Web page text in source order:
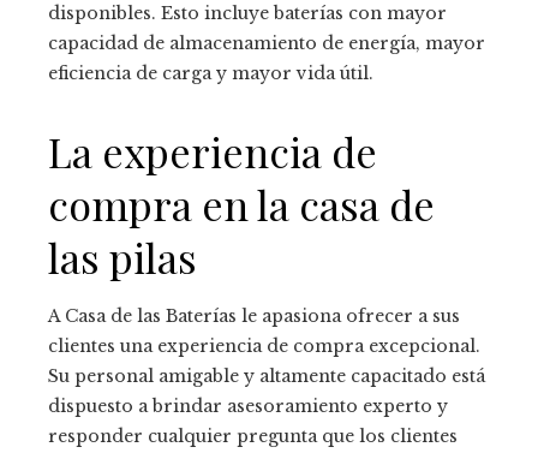
disponibles. Esto incluye baterías con mayor
capacidad de almacenamiento de energía, mayor
eficiencia de carga y mayor vida útil.
La experiencia de
compra en la casa de
las pilas
A Casa de las Baterías le apasiona ofrecer a sus
clientes una experiencia de compra excepcional.
Su personal amigable y altamente capacitado está
dispuesto a brindar asesoramiento experto y
responder cualquier pregunta que los clientes